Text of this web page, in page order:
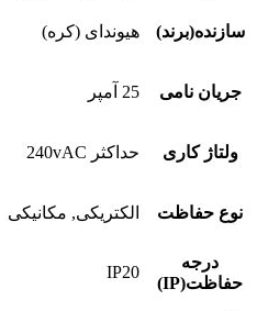
سازنده(برند) هیوندای (کره)
جریان نامی 25 آمپر
ولتاژ کاری حداکثر 240vAC
نوع حفاظت الکتریکی, مکانیکی
درجه
حفاظت(IP)
IP20